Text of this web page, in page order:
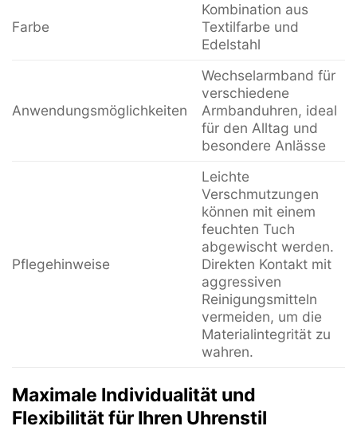
Farbe
Kombination aus
Textilfarbe und
Edelstahl
Anwendungsmöglichkeiten
Wechselarmband für
verschiedene
Armbanduhren, ideal
für den Alltag und
besondere Anlässe
Pflegehinweise
Leichte
Verschmutzungen
können mit einem
feuchten Tuch
abgewischt werden.
Direkten Kontakt mit
aggressiven
Reinigungsmitteln
vermeiden, um die
Materialintegrität zu
wahren.
Maximale Individualität und
Flexibilität für Ihren Uhrenstil